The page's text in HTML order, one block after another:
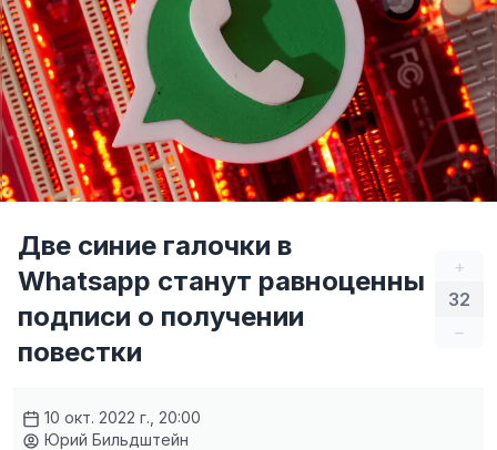
+
32
–
Две синие галочки в
Whatsapp станут равноценны
подписи о получении
повестки
10 окт. 2022 г., 20:00
Юрий Бильдштейн